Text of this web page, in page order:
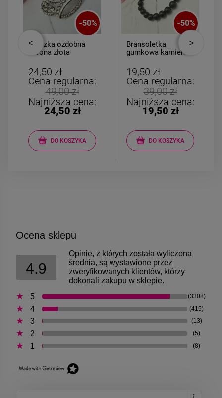
-50%
Broszka ozdobna
korona złota
24,50 zł
Cena regularna:
49,00 zł
Najniższa cena:
24,50 zł
DO KOSZYKA
-50%
Bransoletka
gumkowa kamień
19,50 zł
Cena regularna:
39,00 zł
Najniższa cena:
19,50 zł
DO KOSZYKA
Ocena sklepu
4.9
Opinie, z których została wyliczona
średnia, są wystawione przez
zweryfikowanych klientów, którzy
dokonali zakupu w sklepie.
5
(3308)
4 (415)
3 (13)
2 (5)
1 (8)